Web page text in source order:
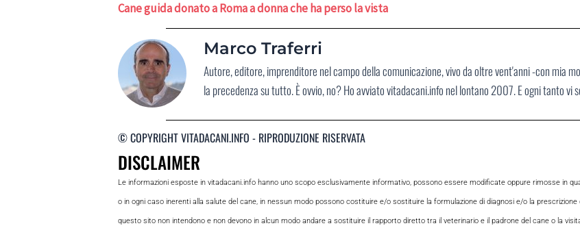
Cane guida donato a Roma a donna che ha perso la vista
Marco Traferri
Autore, editore, imprenditore nel campo della comunicazione, vivo da oltre vent'anni -con mia
la precedenza su tutto. È ovvio, no? Ho avviato vitadacani.info nel lontano 2007. E ogni tanto vi
© COPYRIGHT VITADACANI.INFO - RIPRODUZIONE RISERVATA
DISCLAIMER
Le informazioni esposte in vitadacani.info hanno uno scopo esclusivamente informativo, possono essere modificate oppure rimosse in
o in ogni caso inerenti alla salute del cane, in nessun modo possono costituire e/o sostituire la formulazione di diagnosi e/o la
questo sito non intendono e non devono in alcun modo andare a sostituire il rapporto diretto tra il veterinario e il padrone del cane o la